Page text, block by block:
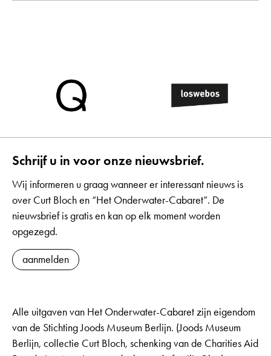
oorspronkelijke taal
Schrijf u in voor onze nieuwsbrief.
Wij informeren u graag wanneer er interessant nieuws is
over Curt Bloch en “Het Onderwater-Cabaret”. De
nieuwsbrief is gratis en kan op elk moment worden
opgezegd.
aanmelden
Alle uitgaven van Het Onderwater-Cabaret zijn eigendom
van de Stichting Joods Museum Berlijn. (Joods Museum
Berlijn, collectie Curt Bloch, schenking van de Charities Aid